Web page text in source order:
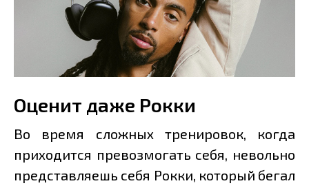
Оценит даже Рокки
Во время сложных тренировок, когда
приходится превозмогать себя, невольно
представляешь себя Рокки, который бегал